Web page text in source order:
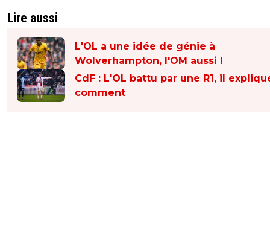
Lire aussi
L'OL a une idée de génie à
Wolverhampton, l'OM aussi !
CdF : L'OL battu par une R1, il
comment